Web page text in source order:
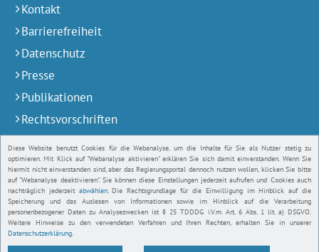
Diese Website benutzt Cookies für die Webanalyse, um die Inhalte für Sie als Nutzer stetig zu
optimieren. Mit Klick auf "Webanalyse aktivieren" erklären Sie sich damit einverstanden. Wenn Sie
hiermit nicht einverstanden sind, aber das Regierungsportal dennoch nutzen wollen, klicken Sie bitte
auf "Webanalyse deaktivieren". Sie können diese Einstellungen jederzeit aufrufen und Cookies auch
nachträglich jederzeit abwählen. Die Rechtsgrundlage für die Einwilligung im Hinblick auf die
Speicherung und das Auslesen von Informationen sowie im Hinblick auf die Verarbeitung
personenbezogener Daten zu Analysezwecken ist § 25 TDDDG i.V.m. Art. 6 Abs. 1 lit. a) DSGVO.
Weitere Hinweise zu den verwendeten Verfahren und Ihren Rechten, erhalten Sie in unserer
Datenschutzerklärung.
Kontakt
Barrierefreiheit
Datenschutz
Presse
Publikationen
Rechtsvorschriften
Stellenausschreibungen und Praktika
Servicetelefon
Behörden / Institutionen
Bildnachweise